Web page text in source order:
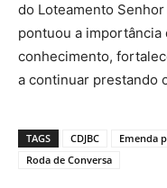
do Loteamento
pontuou a importância
conhecimento,
a continuar prestando
TAGS CDJBC Emenda
Roda de Conversa